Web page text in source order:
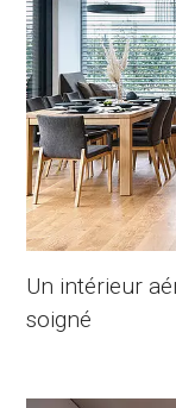
Un intérieur
soigné